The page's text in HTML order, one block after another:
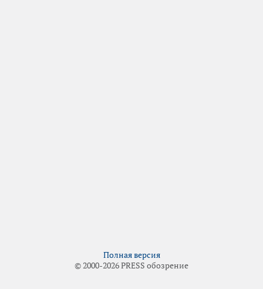
Полная версия
© 2000-2026 PRESS обозрение